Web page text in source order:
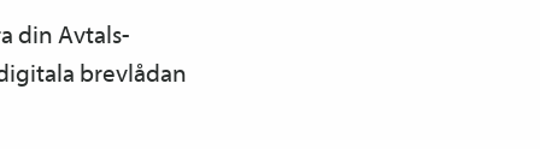
din Avtals­
brevlådan